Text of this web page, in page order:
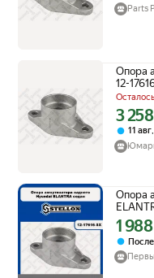
Parts
Опора
12-
Цена с
3 258
11 авг
Опора
Цена с
1 988